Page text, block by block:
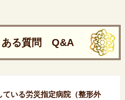
る質問 Q&A
いる労災指定病院（整形外